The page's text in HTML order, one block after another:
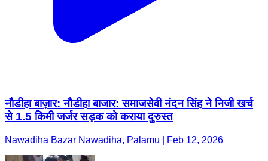
नौडीहा बाज़ार: नौडीहा बाजार: समाजसेवी नंदन सिंह ने निजी खर्च
से 1.5 किमी जर्जर सड़क को कराया दुरुस्त
Nawadiha Bazar Nawadiha, Palamu | Feb 12, 2026